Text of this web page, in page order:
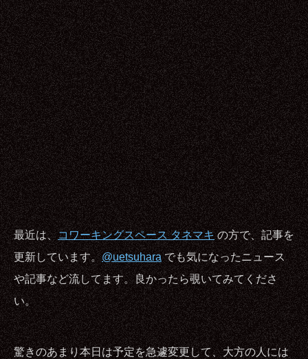
最近は、コワーキングスペース タネマキの方で、記事を
更新しています。@uetsuharaでも気になったニュース
や記事など流してます。良かったら覗いてみてくださ
い。
驚きのあまり本日は予定を急遽変更して、大方の人には